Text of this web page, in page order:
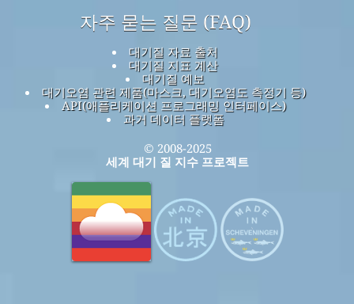
자주 묻는 질문 (FAQ)
대기질 자료 출처
대기질 지표 계산
대기질 예보
대기오염 관련 제품(마스크, 대기오염도 측정기 등)
API(애플리케이션 프로그래밍 인터페이스)
과거 데이터 플랫폼
© 2008-2025
세계 대기 질 지수 프로젝트